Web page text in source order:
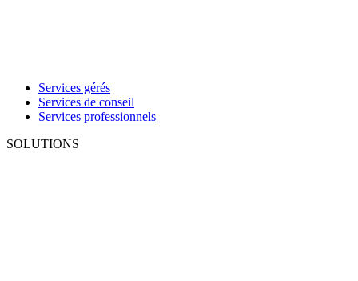
Services gérés
Services de conseil
Services professionnels
SOLUTIONS